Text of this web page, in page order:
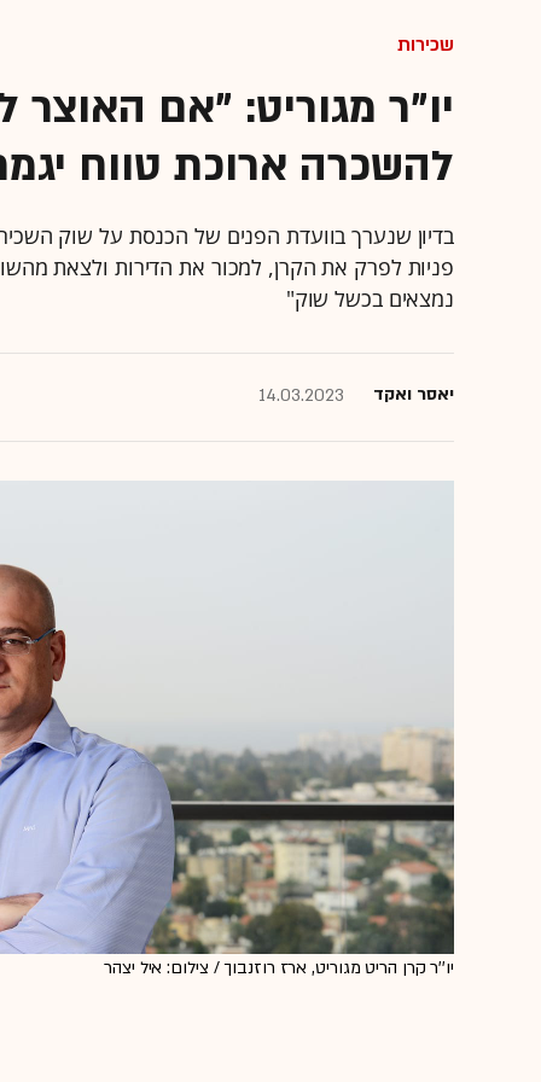
שכירות
יו"ר מגוריט: "אם האוצר
להשכרה ארוכת טווח
בדיון שנערך בוועדת הפנים של הכנסת על שוק
פניות לפרק את הקרן, למכור את הדירות ולצאת
נמצאים בכשל שוק"
יאסר ואקד 14.03.2023
יו''ר קרן הריט מגוריט, ארז רוזנבוך / צילום: איל יצהר